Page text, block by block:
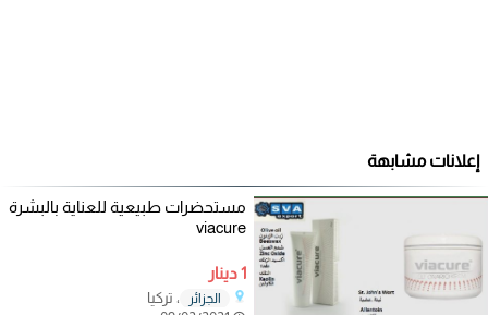
إعلانات مشابهة
مستحضرات طبيعية للعناية بالبشرة
viacure
1 دينار
الجزائر
، تركيا